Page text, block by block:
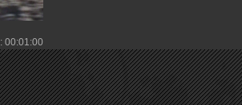
: 00:01:00